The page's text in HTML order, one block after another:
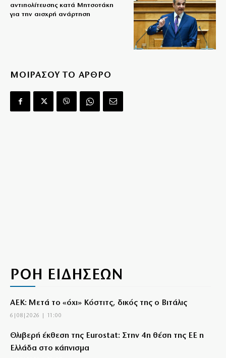
αντιπολίτευσης κατά Μητσοτάκη
για την αισχρή ανάρτηση
ΜΟΙΡΑΣΟΥ ΤΟ ΑΡΘΡΟ
ΡΟΗ ΕΙΔΗΣΕΩΝ
ΑΕΚ: Μετά το «όχι» Κόστιτς, δικός της ο Βιτάλις
6|08|2026 | 11:00
Θλιβερή έκθεση της Eurostat: Στην 4η θέση της ΕΕ η
Ελλάδα στο κάπνισμα